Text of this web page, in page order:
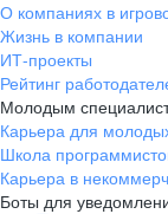
О компаниях в
Жизнь в компании
ИТ-проекты
Рейтинг
Молодым
Карьера для
Школа
Карьера в
Боты для